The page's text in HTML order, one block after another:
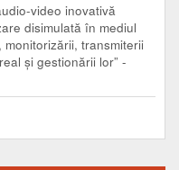
video inovativă
disimulată în mediul
transmiterii
și gestionării lor” -